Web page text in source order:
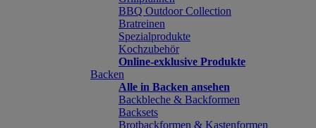
BBQ Outdoor Collection
Bratreinen
Spezialprodukte
Kochzubehör
Online-exklusive Produkte
Backen
Alle in Backen ansehen
Backbleche & Backformen
Backsets
Brotbackformen & Kastenformen